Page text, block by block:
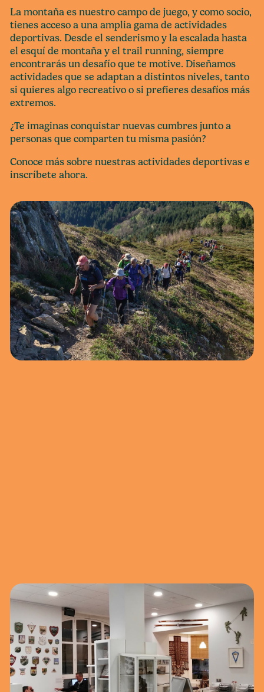
La montaña es nuestro campo de juego, y como socio,
tienes acceso a una amplia gama de actividades
deportivas. Desde el senderismo y la escalada hasta
el esquí de montaña y el trail running, siempre
encontrarás un desafío que te motive. Diseñamos
actividades que se adaptan a distintos niveles, tanto
si quieres algo recreativo o si prefieres desafíos más
extremos.
¿Te imaginas conquistar nuevas cumbres junto a
personas que comparten tu misma pasión?
Conoce más sobre nuestras actividades deportivas e
inscríbete ahora.